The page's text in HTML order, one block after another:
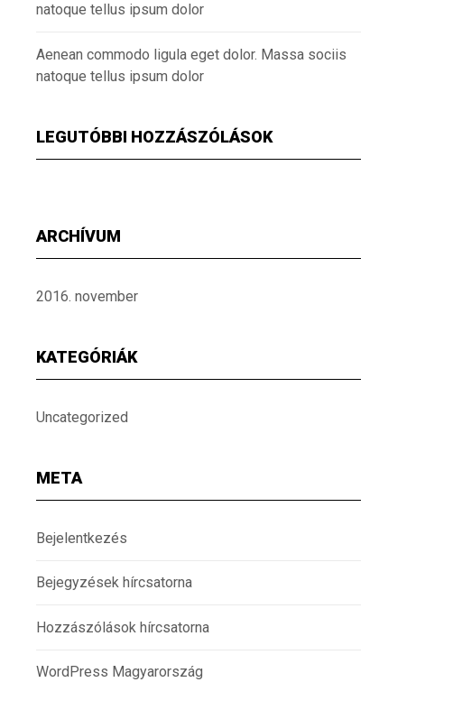
natoque tellus ipsum dolor
Aenean commodo ligula eget dolor. Massa sociis
natoque tellus ipsum dolor
LEGUTÓBBI HOZZÁSZÓLÁSOK
ARCHÍVUM
2016. november
KATEGÓRIÁK
Uncategorized
META
Bejelentkezés
Bejegyzések hírcsatorna
Hozzászólások hírcsatorna
WordPress Magyarország